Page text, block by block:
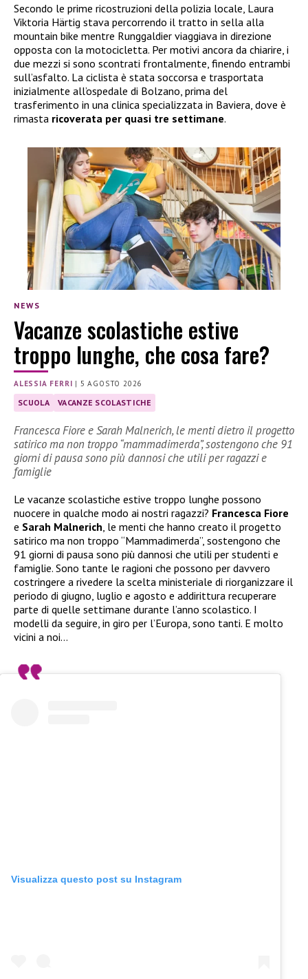
Secondo le prime ricostruzioni della polizia locale, Laura
Viktoria Härtig stava percorrendo il tratto in sella alla
mountain bike mentre Runggaldier viaggiava in direzione
opposta con la motocicletta. Per motivi ancora da chiarire, i
due mezzi si sono scontrati frontalmente, finendo entrambi
sull’asfalto. La ciclista è stata soccorsa e trasportata
inizialmente all’ospedale di Bolzano, prima del
trasferimento in una clinica specializzata in Baviera, dove è
rimasta ricoverata per quasi tre settimane.
NEWS
Vacanze scolastiche estive
troppo lunghe, che cosa fare?
ALESSIA FERRI | 5 AGOSTO 2026
SCUOLA VACANZE SCOLASTICHE
Francesca Fiore e Sarah Malnerich, le menti dietro il progetto
satirico ma non troppo “mammadimerda”, sostengono che 91
giorni di pausa sono più dannosi che utili per ragazzi e
famiglie
Le vacanze scolastiche estive troppo lunghe possono
nuocere in qualche modo ai nostri ragazzi? Francesca Fiore
e Sarah Malnerich , le menti che hanno creato il progetto
satirico ma non troppo “Mammadimerda”, sostengono che
91 giorni di pausa sono più dannosi che utili per studenti e
famiglie. Sono tante le ragioni che possono per davvero
costringere a rivedere la scelta ministeriale di riorganizzare il
periodo di giugno, luglio e agosto e addirittura recuperare
parte di quelle settimane durante l’anno scolastico. I
modelli da seguire, in giro per l’Europa, sono tanti. E molto
vicini a noi…
Visualizza questo post su Instagram